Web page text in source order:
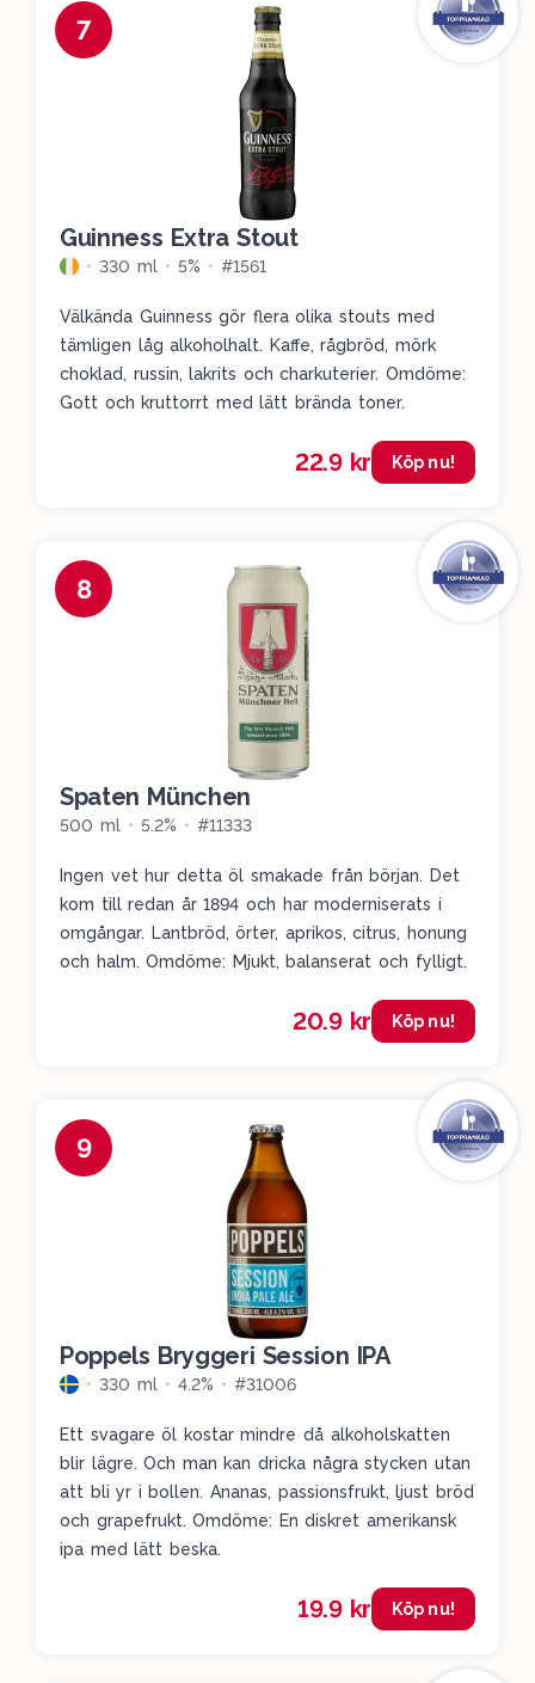
7
Guinness Extra Stout
330 ml 5% #1561
Välkända Guinness gör flera olika stouts med
tämligen låg alkoholhalt. Kaffe, rågbröd, mörk
choklad, russin, lakrits och charkuterier. Omdöme:
Gott och kruttorrt med lätt brända toner.
22.9 kr Köp nu!
8
Spaten München
500 ml 5.2% #11333
Ingen vet hur detta öl smakade från början. Det
kom till redan år 1894 och har moderniserats i
omgångar. Lantbröd, örter, aprikos, citrus, honung
och halm. Omdöme: Mjukt, balanserat och fylligt.
20.9 kr Köp nu!
9
Poppels Bryggeri Session IPA
330 ml 4.2% #31006
Ett svagare öl kostar mindre då alkoholskatten
blir lägre. Och man kan dricka några stycken utan
att bli yr i bollen. Ananas, passionsfrukt, ljust bröd
och grapefrukt. Omdöme: En diskret amerikansk
ipa med lätt beska.
19.9 kr Köp nu!